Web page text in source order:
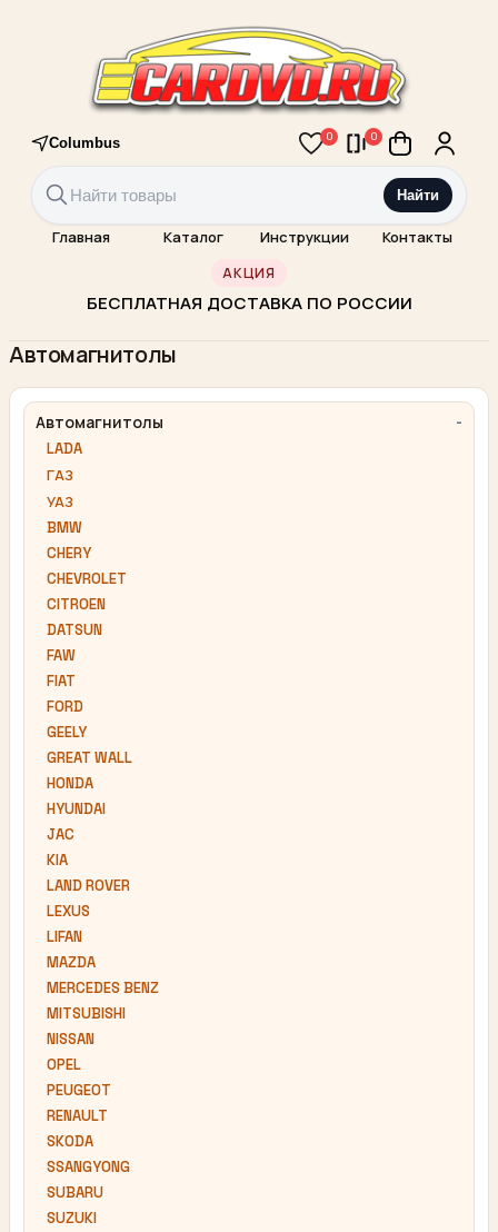
Columbus 0 0
Найти
Главная Каталог Инструкции Контакты
АКЦИЯ
БЕСПЛАТНАЯ ДОСТАВКА ПО РОССИИ
Автомагнитолы
Автомагнитолы
LADA
ГАЗ
УАЗ
BMW
CHERY
CHEVROLET
CITROEN
DATSUN
FAW
FIAT
FORD
GEELY
GREAT WALL
HONDA
HYUNDAI
JAC
KIA
LAND ROVER
LEXUS
LIFAN
MAZDA
MERCEDES BENZ
MITSUBISHI
NISSAN
OPEL
PEUGEOT
RENAULT
SKODA
SSANGYONG
SUBARU
SUZUKI